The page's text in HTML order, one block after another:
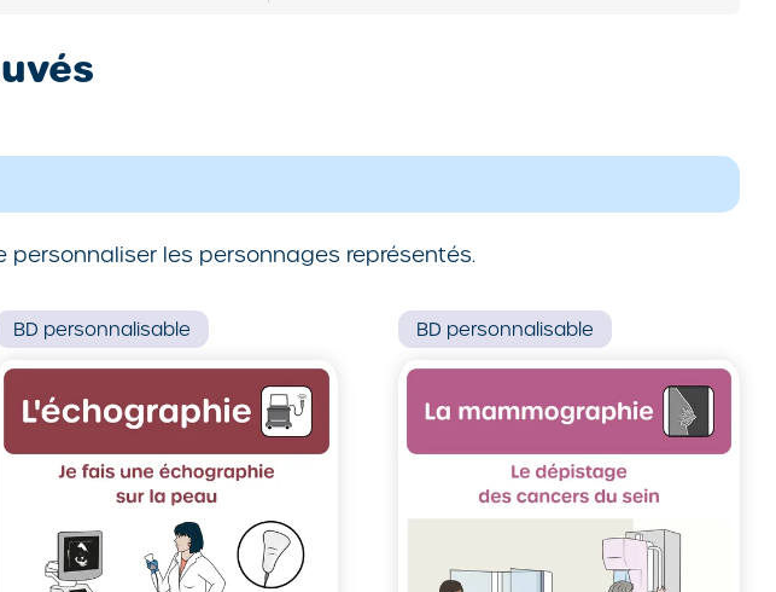
les personnages représentés.
BD personnalisable BD personnalisable